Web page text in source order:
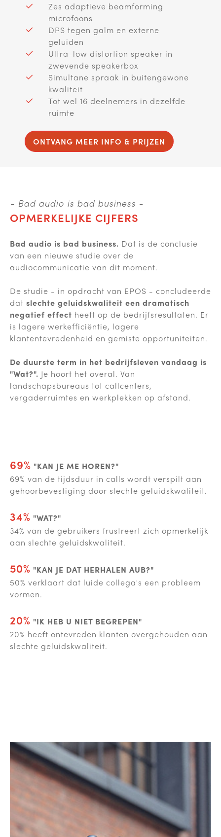
Zes adaptieve beamforming
microfoons
DPS tegen galm en externe
geluiden
Ultra-low distortion speaker in
zwevende speakerbox
Simultane spraak in buitengewone
kwaliteit
Tot wel 16 deelnemers in dezelfde
ruimte
ONTVANG MEER INFO & PRIJZEN
- Bad audio is bad business -
OPMERKELIJKE CIJFERS
Bad audio is bad business. Dat is de conclusie
van een nieuwe studie over de
audiocommunicatie van dit moment.
De studie - in opdracht van EPOS - concludeerde
dat slechte geluidskwaliteit een dramatisch
negatief effect heeft op de bedrijfsresultaten. Er
is lagere werkefficiëntie, lagere
klantentevredenheid en gemiste opportuniteiten.
De duurste term in het bedrijfsleven vandaag is
"Wat?". Je hoort het overal. Van
landschapsbureaus tot callcenters,
vergaderruimtes en werkplekken op afstand.
69% "KAN JE ME HOREN?"
69% van de tijdsduur in calls wordt verspilt aan
gehoorbevestiging door slechte geluidskwaliteit.
34% "WAT?"
34% van de gebruikers frustreert zich opmerkelijk
aan slechte geluidskwaliteit.
50% "KAN JE DAT HERHALEN AUB?"
50% verklaart dat luide collega's een probleem
vormen.
20% "IK HEB U NIET BEGREPEN"
20% heeft ontevreden klanten overgehouden aan
slechte geluidskwaliteit.